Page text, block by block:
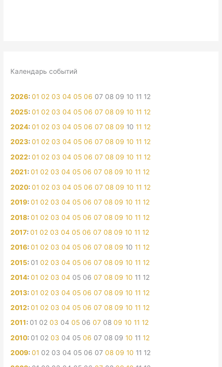
Календарь событий
2026:01 02 03 04 05 06 07 08 09 10 11 12
2025:01 02 03 04 05 06 07 08 09 10 11 12
2024:01 02 03 04 05 06 07 08 09 10 11 12
2023:01 02 03 04 05 06 07 08 09 10 11 12
2022:01 02 03 04 05 06 07 08 09 10 11 12
2021:01 02 03 04 05 06 07 08 09 10 11 12
2020:01 02 03 04 05 06 07 08 09 10 11 12
2019:01 02 03 04 05 06 07 08 09 10 11 12
2018:01 02 03 04 05 06 07 08 09 10 11 12
2017:01 02 03 04 05 06 07 08 09 10 11 12
2016:01 02 03 04 05 06 07 08 09 10 11 12
2015: 01 02 03 04 05 06 07 08 09 10 11 12
2014:01 02 03 04 05 06 07 08 09 10 11 12
2013:01 02 03 04 05 06 07 08 09 10 11 12
2012:01 02 03 04 05 06 07 08 09 10 11 12
2011: 01 02 03 04 05 06 07 08 09 10 11 12
2010: 01 02 03 04 05 06 07 08 09 10 11 12
2009:01 02 03 04 05 06 07 08 09 10 11 12